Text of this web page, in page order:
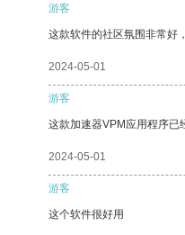
游客
这款软件的社区氛围非常好
2024-05-01
游客
这款加速器VPM应用程序已
2024-05-01
游客
这个软件很好用